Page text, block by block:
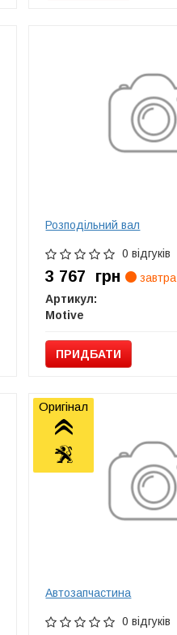
Розподільний вал
0 відгуків
3 767 грн
завтра
Артикул:
Motive
ПРИДБАТИ
Автозапчастина
0 відгуків
Оригінал